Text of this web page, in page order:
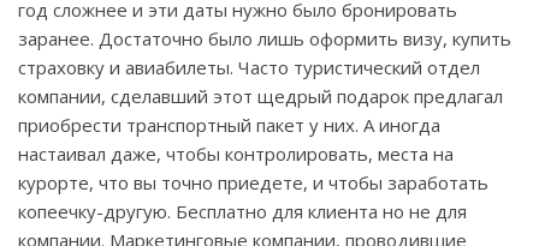
год сложнее и эти даты нужно было бронировать
заранее. Достаточно было лишь оформить визу, купить
страховку и авиабилеты. Часто туристический отдел
компании, сделавший этот щедрый подарок предлагал
приобрести транспортный пакет у них. А иногда
настаивал даже, чтобы контролировать, места на
курорте, что вы точно приедете, и чтобы заработать
копеечку-другую. Бесплатно для клиента но не для
компании. Маркетинговые компании, проводившие